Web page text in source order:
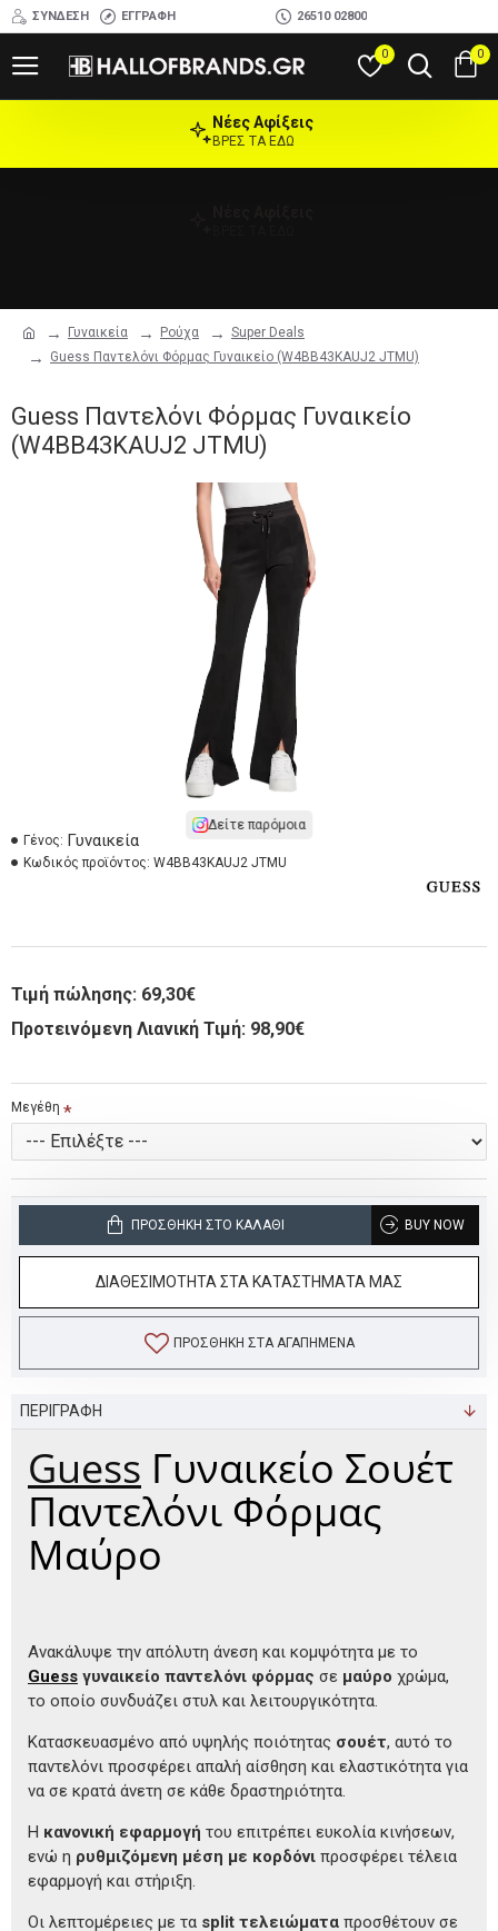
ΣΎΝΔΕΣΗ ΕΓΓΡΑΦΉ 26510 02800
0 0
Γυναικεία Ρούχα
Super Deals
Guess Παντελόνι Φόρμας Γυναικείο (W4BB43KAUJ2 JTMU)
Νέες Αφίξεις
ΒΡΕΣ ΤΑ ΕΔΩ
Guess Παντελόνι Φόρμας Γυναικείο
(W4BB43KAUJ2 JTMU)
Δείτε παρόμοια
Γένος: Γυναικεία
Κωδικός προϊόντος: W4BB43KAUJ2 JTMU
Τιμή πώλησης: 69,30€
Προτεινόμενη Λιανική Τιμή: 98,90€
Μεγέθη
ΠΡΟΣΘΉΚΗ ΣΤΟ ΚΑΛΆΘΙ BUY NOW
ΔΙΑΘΕΣΙΜΟΤΗΤΑ ΣΤΑ ΚΑΤΑΣΤΗΜΑΤΑ ΜΑΣ
ΠΡΟΣΘΉΚΗ ΣΤΑ ΑΓΑΠΗΜΈΝΑ
ΠΕΡΙΓΡΑΦΗ
Guess Γυναικείο Σουέτ
Παντελόνι Φόρμας
Μαύρο
Ανακάλυψε την απόλυτη άνεση και κομψότητα με το
Guess γυναικείο παντελόνι φόρμας σε μαύρο χρώμα,
το οποίο συνδυάζει στυλ και λειτουργικότητα.
Κατασκευασμένο από υψηλής ποιότητας σουέτ, αυτό το
παντελόνι προσφέρει απαλή αίσθηση και ελαστικότητα για
να σε κρατά άνετη σε κάθε δραστηριότητα.
Η κανονική εφαρμογή του επιτρέπει ευκολία κινήσεων,
ενώ η ρυθμιζόμενη μέση με κορδόνι προσφέρει τέλεια
εφαρμογή και στήριξη.
Οι λεπτομέρειες με τα split τελειώματα προσθέτουν σε